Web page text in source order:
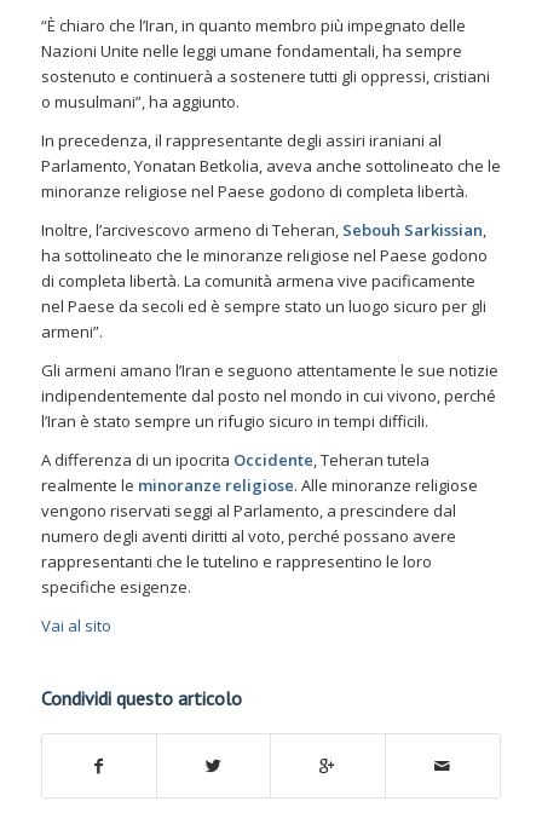
“È chiaro che l’Iran, in quanto membro più impegnato delle
Nazioni Unite nelle leggi umane fondamentali, ha sempre
sostenuto e continuerà a sostenere tutti gli oppressi, cristiani
o musulmani”, ha aggiunto.
In precedenza, il rappresentante degli assiri iraniani al
Parlamento, Yonatan Betkolia, aveva anche sottolineato che le
minoranze religiose nel Paese godono di completa libertà.
Inoltre, l’arcivescovo armeno di Teheran, Sebouh Sarkissian,
ha sottolineato che le minoranze religiose nel Paese godono
di completa libertà. La comunità armena vive pacificamente
nel Paese da secoli ed è sempre stato un luogo sicuro per gli
armeni”.
Gli armeni amano l’Iran e seguono attentamente le sue notizie
indipendentemente dal posto nel mondo in cui vivono, perché
l’Iran è stato sempre un rifugio sicuro in tempi difficili.
A differenza di un ipocrita Occidente, Teheran tutela
realmente le minoranze religiose. Alle minoranze religiose
vengono riservati seggi al Parlamento, a prescindere dal
numero degli aventi diritti al voto, perché possano avere
rappresentanti che le tutelino e rappresentino le loro
specifiche esigenze.
Vai al sito
Condividi questo articolo